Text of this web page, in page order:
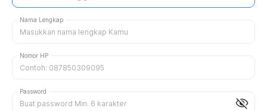
Nama Lengkap
Nomor HP
visibility_off
Password